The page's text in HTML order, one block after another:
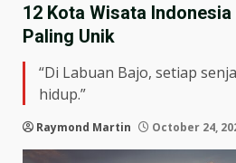
12 Kota Wisata
Paling Unik
“Di Labuan Bajo, setiap
hidup.”
Raymond Martin October 24,